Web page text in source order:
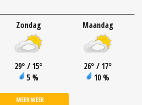
Zondag
29° / 15°
5 %
Maandag
26° / 17°
10 %
MEER WEER